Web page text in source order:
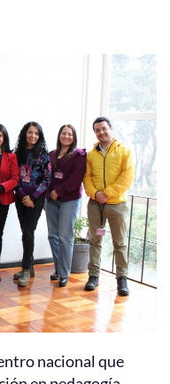
nacional que